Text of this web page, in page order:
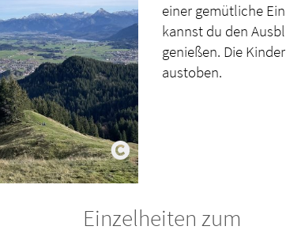
einer gemütliche
kannst du den
genießen. Die
austoben.
Einzelheiten zum